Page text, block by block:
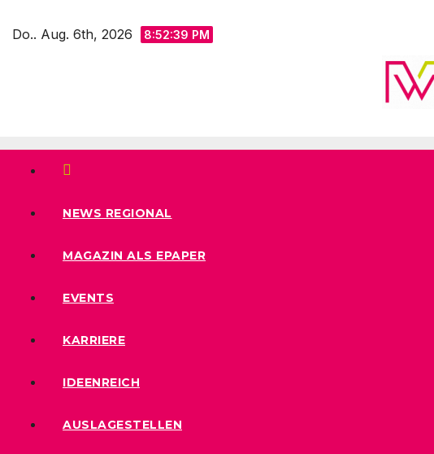
Inhalt
Do.. Aug. 6th, 2026 8:52:41 PM
NEWS REGIONAL
MAGAZIN ALS EPAPER
EVENTS
KARRIERE
IDEENREICH
AUSLAGESTELLEN